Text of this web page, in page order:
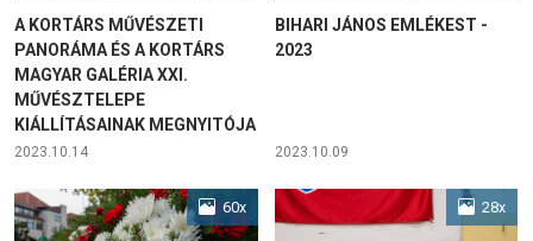
A KORTÁRS MŰVÉSZETI
PANORÁMA ÉS A KORTÁRS
MAGYAR GALÉRIA XXI.
MŰVÉSZTELEPE
KIÁLLÍTÁSAINAK MEGNYITÓJA
2023.10.14
BIHARI JÁNOS EMLÉKEST -
2023
2023.10.09
60x 28x